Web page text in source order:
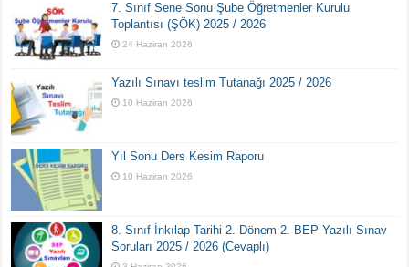
7. Sınıf Sene Sonu Şube Öğretmenler Kurulu
Toplantısı (ŞÖK) 2025 / 2026
24 Haziran 2026
Yazılı Sınavı teslim Tutanağı 2025 / 2026
10 Haziran 2026
Yıl Sonu Ders Kesim Raporu
10 Haziran 2026
8. Sınıf İnkılap Tarihi 2. Dönem 2. BEP Yazılı Sınav
Soruları 2025 / 2026 (Cevaplı)